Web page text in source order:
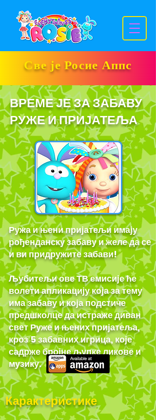
Све је Росие Аппс
ВРЕМЕ ЈЕ ЗА ЗАБАВУ
РУЖЕ И ПРИЈАТЕЉА
Ружа и њени пријатељи имају
рођенданску забаву и желе да се
и ви придружите забави!
Љубитељи ове ТВ емисије ће
волети апликацију која за тему
има забаву и која подстиче
предшколце да истраже диван
свет Руже и њених пријатеља,
кроз 5 забавних игрица, које
садрже бројне љупке ликове и
музику.
Карактеристике